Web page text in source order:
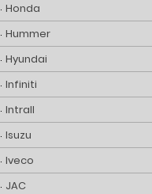
Honda
Hummer
Hyundai
Infiniti
Intrall
Isuzu
Iveco
JAC